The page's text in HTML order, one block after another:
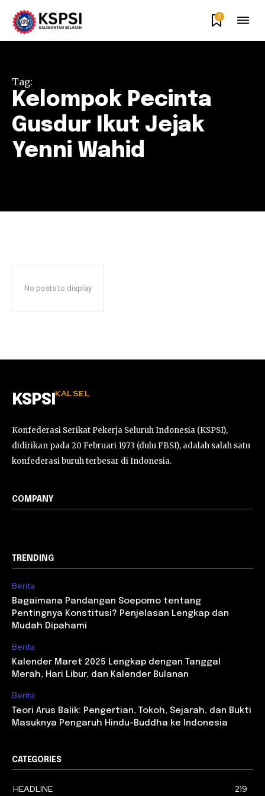
0
Tag:
Kelompok Pecinta
Gusdur Ikut Jejak
Yenni Wahid
No posts to display
KSPSI KALSEL
Konfederasi Serikat Pekerja Seluruh Indonesia (KSPSI),
didirikan pada 20 Februari 1973 (dulu FBSI), adalah salah satu
konfederasi buruh terbesar di Indonesia.
COMPANY
TRENDING
Berita
Bagaimana Pandangan Soepomo tentang
Pentingnya Konstitusi? Penjelasan Lengkap dan
Mudah Dipahami
Berita
Kalender Maret 2025 Lengkap dengan Tanggal
Merah, Hari Libur, dan Kalender Bulanan
Berita
Teori Arus Balik: Pengertian, Tokoh, Sejarah, dan Bukti
Masuknya Pengaruh Hindu-Buddha ke Indonesia
CATEGORIES
HEADLINE 219